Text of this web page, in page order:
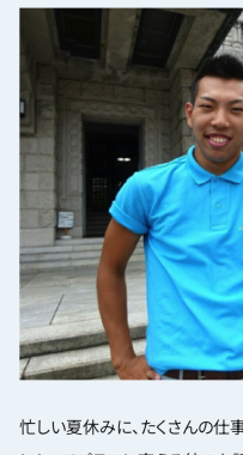
忙しい夏休みに、たくさんの仕